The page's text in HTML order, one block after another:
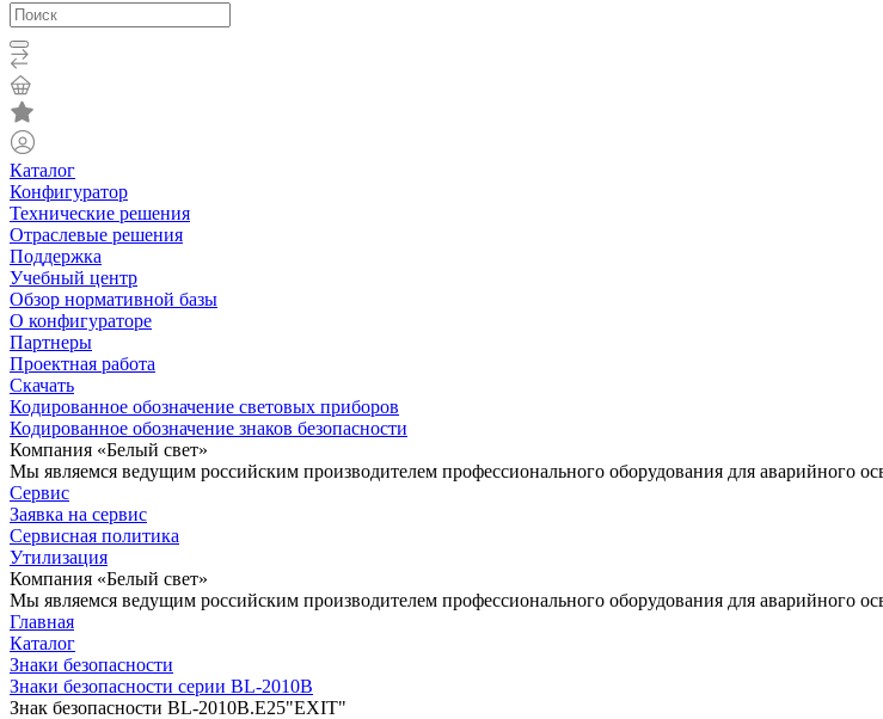
Каталог
Конфигуратор
Технические решения
Отраслевые решения
Поддержка
Учебный центр
Обзор нормативной базы
О конфигураторе
Партнеры
Проектная работа
Скачать
Кодированное обозначение световых приборов
Кодированное обозначение знаков безопасности
Компания «Белый свет»
Мы являемся ведущим российским производителем профессионального оборудования для аварийного
Сервис
Заявка на сервис
Сервисная политика
Утилизация
Компания «Белый свет»
Мы являемся ведущим российским производителем профессионального оборудования для аварийного
Главная
Каталог
Знаки безопасности
Знаки безопасности серии BL-2010B
Знак безопасности BL-2010B.E25"EXIT"